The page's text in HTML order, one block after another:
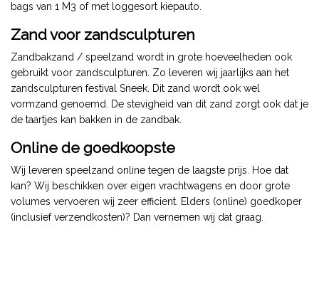
bags van 1 M3 of met loggesort kiepauto.
Zand voor zandsculpturen
Zandbakzand / speelzand wordt in grote hoeveelheden ook
gebruikt voor zandsculpturen. Zo leveren wij jaarlijks aan het
zandsculpturen festival Sneek. Dit zand wordt ook wel
vormzand genoemd. De stevigheid van dit zand zorgt ook dat je
de taartjes kan bakken in de zandbak.
Online de goedkoopste
Wij leveren speelzand online tegen de laagste prijs. Hoe dat
kan? Wij beschikken over eigen vrachtwagens en door grote
volumes vervoeren wij zeer efficient. Elders (online) goedkoper
(inclusief verzendkosten)? Dan vernemen wij dat graag.